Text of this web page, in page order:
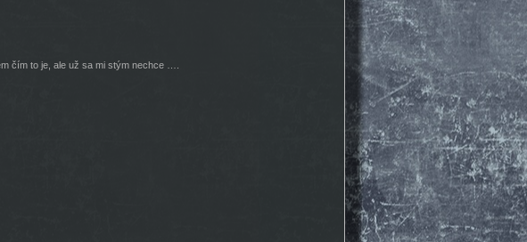
čím to je, ale už sa mi stým nechce ….